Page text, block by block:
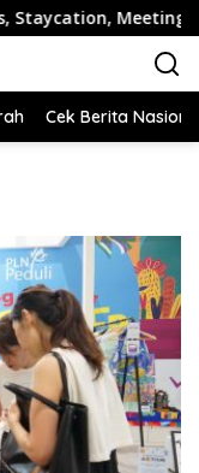
dan Kuliner di
Cek Berita